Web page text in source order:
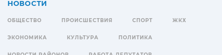
НОВОСТИ
ОБЩЕСТВО ПРОИСШЕСТВИЯ СПОРТ ЖКХ
ЭКОНОМИКА КУЛЬТУРА ПОЛИТИКА